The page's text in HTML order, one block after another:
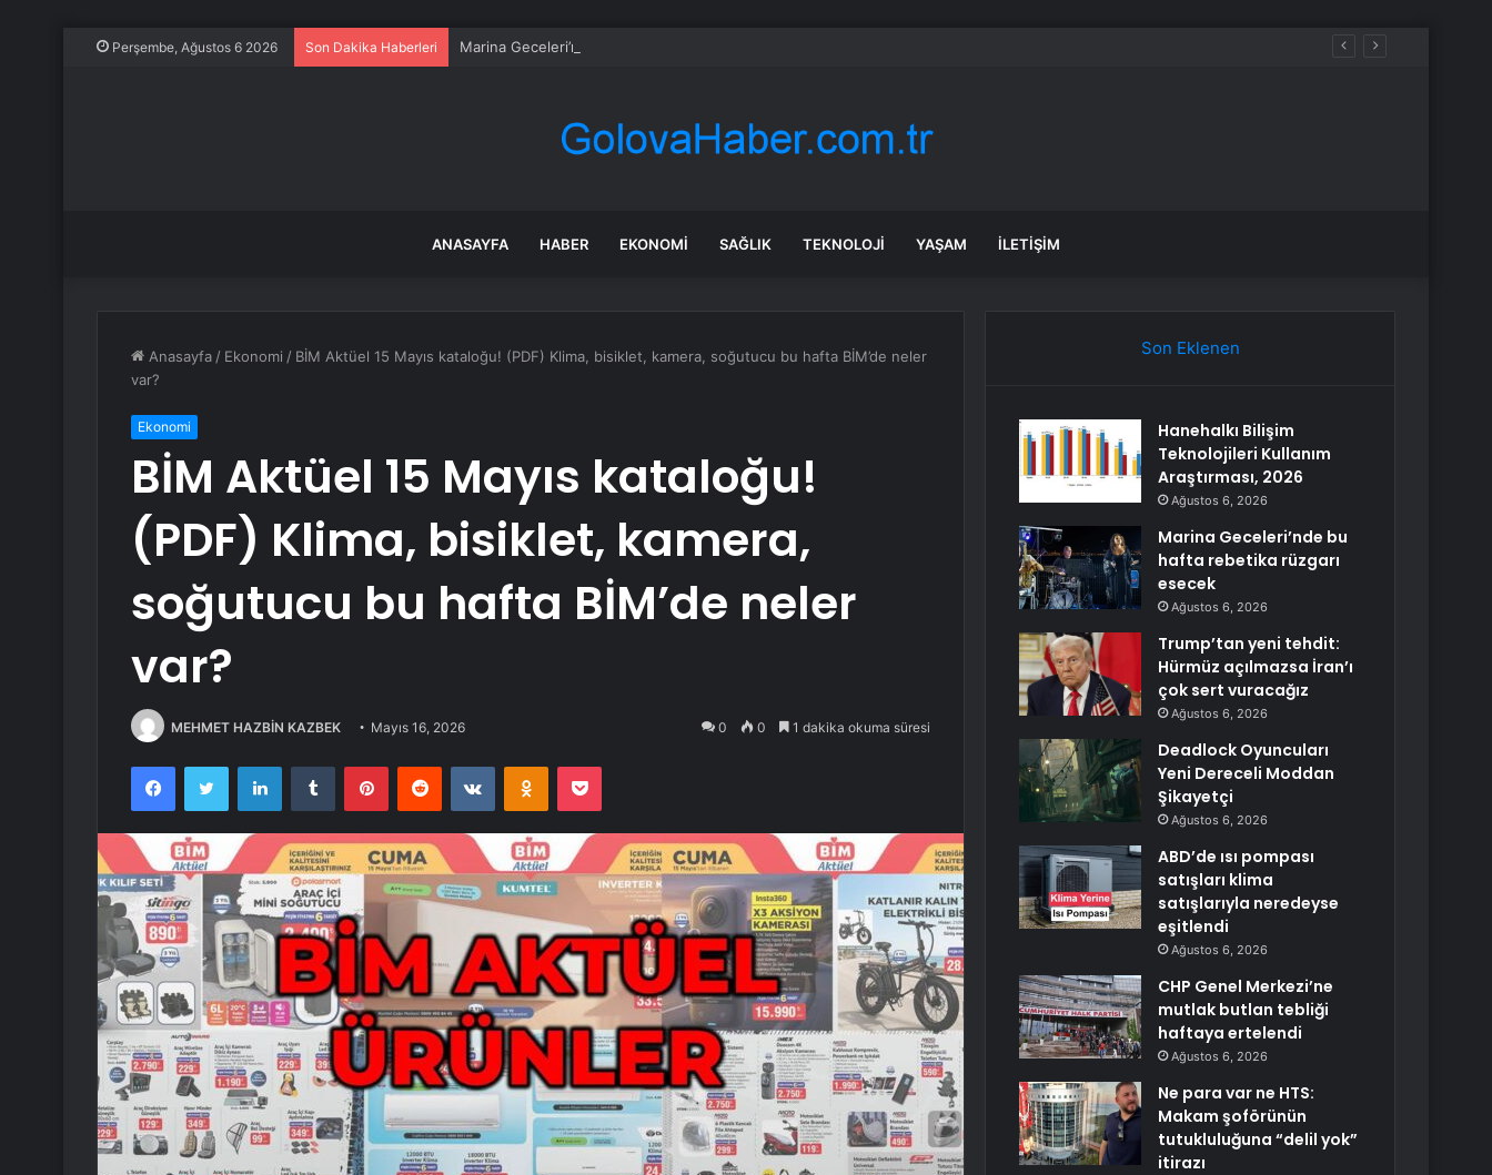
Perşembe, Ağustos 6 2026 Son Dakika Haberleri Marina Geceleri’nde bu hafta rebetika rüzgarı esecek
ANASAYFA HABER EKONOMI SAĞLIK TEKNOLOJI YAŞAM İLETIŞIM
Anasayfa / Ekonomi / BİM Aktüel 15 Mayıs kataloğu! (PDF) Klima, bisiklet, kamera, soğutucu bu hafta BİM’de neler
var?
Ekonomi
BİM Aktüel 15 Mayıs kataloğu!
(PDF) Klima, bisiklet, kamera,
soğutucu bu hafta BİM’de neler
var?
MEHMET HAZBİN KAZBEK Mayıs 16, 2026 0 0 1 dakika okuma süresi
FacebookTwitter LinkedInTumblr PinterestReddit VKontakteOdnoklassniki
Pocket
Son Eklenen
Hanehalkı Bilişim
Teknolojileri Kullanım
Araştırması, 2026
Ağustos 6, 2026
Marina Geceleri’nde bu
hafta rebetika rüzgarı
esecek
Ağustos 6, 2026
Trump’tan yeni tehdit:
Hürmüz açılmazsa İran’ı
çok sert vuracağız
Ağustos 6, 2026
Deadlock Oyuncuları
Yeni Dereceli Moddan
Şikayetçi
Ağustos 6, 2026
ABD’de ısı pompası
satışları klima
satışlarıyla neredeyse
eşitlendi
Ağustos 6, 2026
CHP Genel Merkezi’ne
mutlak butlan tebliği
haftaya ertelendi
Ağustos 6, 2026
Ne para var ne HTS:
Makam şoförünün
tutukluluğuna “delil yok”
itirazı